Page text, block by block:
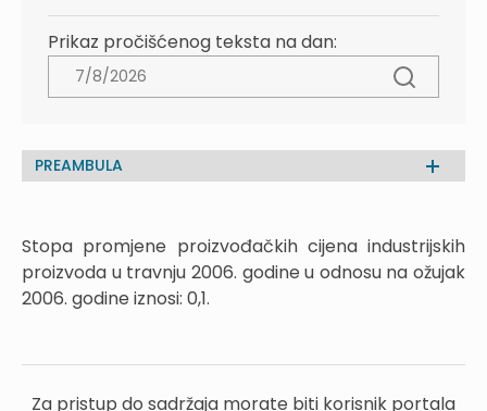
Prikaz pročišćenog teksta na dan:
PREAMBULA
Stopa promjene proizvođačkih cijena industrijskih
proizvoda u travnju 2006. godine u odnosu na ožujak
2006. godine iznosi: 0,1.
Za pristup do sadržaja morate biti korisnik portala